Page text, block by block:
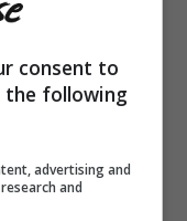
po’ tende a
che
Silvia
consent to
the following
advertising and
and